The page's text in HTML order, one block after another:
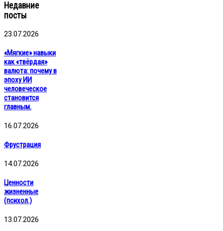
Недавние
посты
23.07.2026
«Мягкие» навыки
как «твёрдая»
валюта: почему в
эпоху ИИ
человеческое
становится
главным.
16.07.2026
Фрустрация
14.07.2026
Ценности
жизненные
(психол.)
13.07.2026